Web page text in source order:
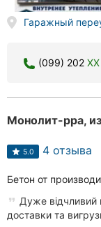
Гаражный
(099) 202
Монолит-рра,
5.0 4 отзыва
Бетон от
Дуже відчливий
доставки та